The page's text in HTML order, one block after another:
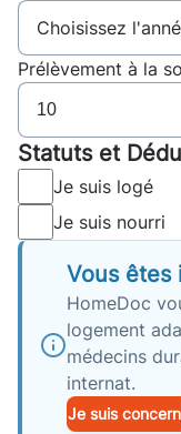
Prélèvement à la
Statuts et
Je suis logé
Je suis nourri
Vous êtes
HomeDoc
logement
médecins
internat.
Je suis